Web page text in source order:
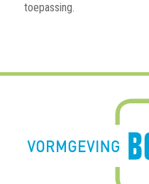
toepassing.